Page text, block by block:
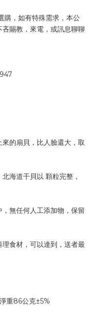
購，如有特殊需求，本公
賜教，來電，或訊息聊聊
的扇貝，比人臉還大，取
海道干貝以 顆粒完整，
無任何人工添加物，保留
食材，可以達到，送者最
重86公克±5%